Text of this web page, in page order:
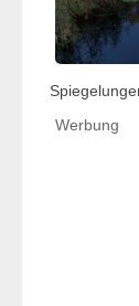
Werbung